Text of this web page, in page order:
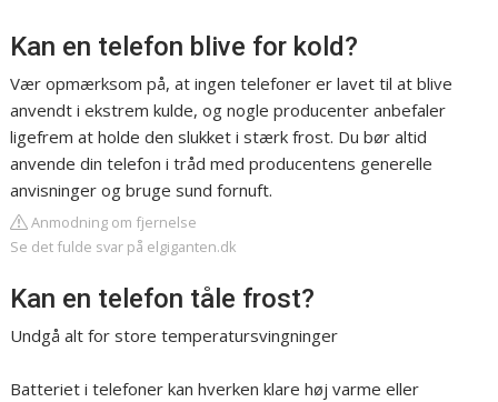
Kan en telefon blive for kold?
Vær opmærksom på, at ingen telefoner er lavet til at blive
anvendt i ekstrem kulde, og nogle producenter anbefaler
ligefrem at holde den slukket i stærk frost. Du bør altid
anvende din telefon i tråd med producentens generelle
anvisninger og bruge sund fornuft.
Anmodning om fjernelse
Se det fulde svar på elgiganten.dk
Kan en telefon tåle frost?
Undgå alt for store temperatursvingninger
Batteriet i telefoner kan hverken klare høj varme eller